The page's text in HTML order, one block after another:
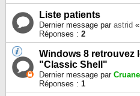
Liste patients
Dernier message par astrid «
Réponses : 2
Windows 8 retrouvez
"Classic Shell"
Dernier message par
Réponses : 1